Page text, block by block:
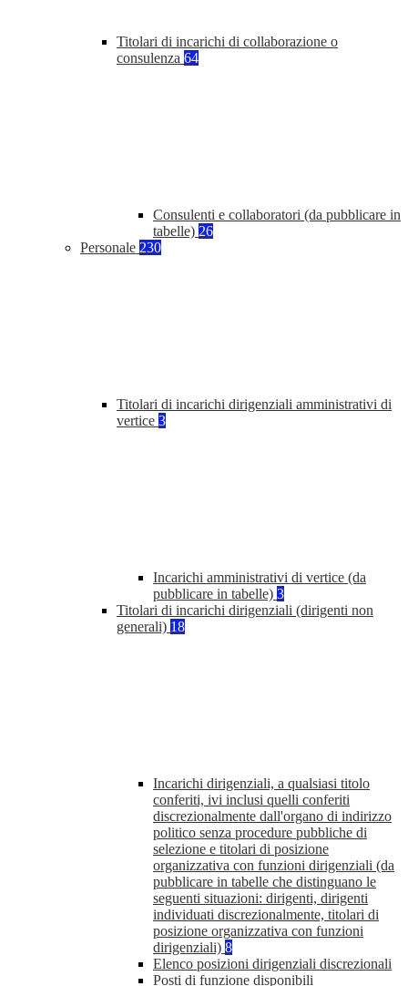
Titolari di incarichi di collaborazione o
consulenza 64
Consulenti e collaboratori (da pubblicare in
tabelle) 26
Personale 230
Titolari di incarichi dirigenziali amministrativi di
vertice 3
Incarichi amministrativi di vertice (da
pubblicare in tabelle) 3
Titolari di incarichi dirigenziali (dirigenti non
generali) 18
Incarichi dirigenziali, a qualsiasi titolo
conferiti, ivi inclusi quelli conferiti
discrezionalmente dall'organo di indirizzo
politico senza procedure pubbliche di
selezione e titolari di posizione
organizzativa con funzioni dirigenziali (da
pubblicare in tabelle che distinguano le
seguenti situazioni: dirigenti, dirigenti
individuati discrezionalmente, titolari di
posizione organizzativa con funzioni
dirigenziali) 8
Elenco posizioni dirigenziali discrezionali
Posti di funzione disponibili